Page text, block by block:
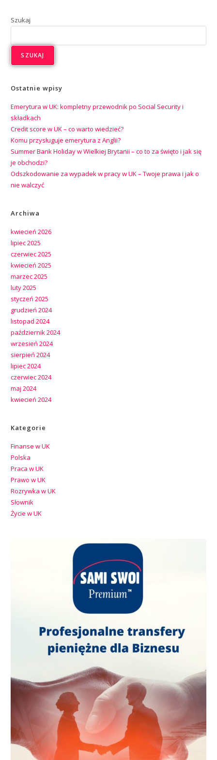
Szukaj
SZUKAJ
Ostatnie wpisy
Emerytura w UK: kompletny przewodnik po Social Security i
składkach
Credit score w UK – co warto wiedzieć?
Komu przysługuje emerytura z Anglii?
Summer Bank Holiday w Wielkiej Brytanii – co to za święto i jak się
je obchodzi?
Odszkodowanie za wypadek w pracy w UK – Twoje prawa i jak o
nie walczyć
Archiwa
kwiecień 2026
lipiec 2025
czerwiec 2025
kwiecień 2025
marzec 2025
luty 2025
styczeń 2025
grudzień 2024
listopad 2024
październik 2024
wrzesień 2024
sierpień 2024
lipiec 2024
czerwiec 2024
maj 2024
kwiecień 2024
Kategorie
Finanse w UK
Polska
Praca w UK
Prawo w UK
Rozrywka w UK
Słownik
Życie w UK